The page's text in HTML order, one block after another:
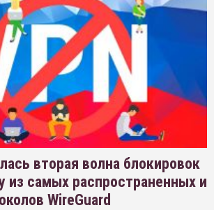
вторая волна блокировок
из самых распространенных и
WireGuard